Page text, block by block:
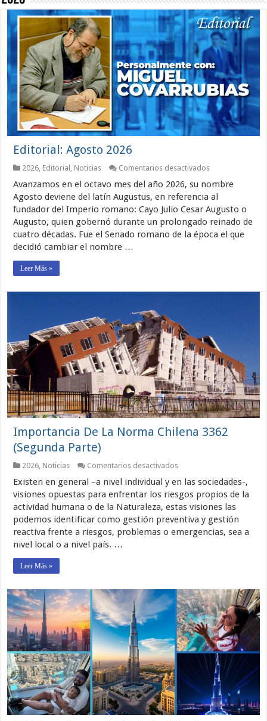
Editorial: Agosto 2026
2026 Editorial Noticias Comentarios desactivadosen
Agosto
2026
Avanzamos en el octavo mes del año 2026, su nombre
Agosto deviene del latín Augustus, en referencia al
fundador del Imperio romano: Cayo Julio Cesar Augusto o
Augusto, quien gobernó durante un prolongado reinado de
cuatro décadas. Fue el Senado romano de la época el que
decidió cambiar el nombre …
Leer Más »
Importancia De La Norma Chilena 3362
(Segunda Parte)
2026 Noticias Comentarios desactivadosen
De
La
Norma
Chilena
3362
(Segunda
Parte)
Existen en general –a nivel individual y en las sociedades-,
visiones opuestas para enfrentar los riesgos propios de la
actividad humana o de la Naturaleza, estas visiones las
podemos identificar como gestión preventiva y gestión
reactiva frente a riesgos, problemas o emergencias, sea a
nivel local o a nivel país. …
Leer Más »